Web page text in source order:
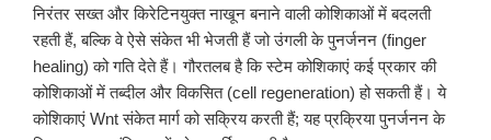
निरंतर सख्त और किरेटिनयुक्त नाखून बनाने वाली कोशिकाओं में बदलती
रहती हैं, बल्कि वे ऐसे संकेत भी भेजती हैं जो उंगली के पुनर्जनन (finger
healing) को गति देते हैं। गौरतलब है कि स्टेम कोशिकाएं कई प्रकार की
कोशिकाओं में तब्दील और विकसित (cell regeneration) हो सकती हैं। ये
कोशिकाएं Wnt संकेत मार्ग को सक्रिय करती हैं; यह प्रक्रिया पुनर्जनन के